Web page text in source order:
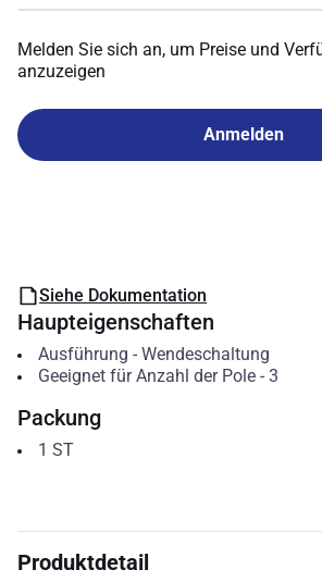
Melden Sie sich an, um Preise und
anzuzeigen
Anmelden
Siehe Dokumentation
Haupteigenschaften
Ausführung - Wendeschaltung
Geeignet für Anzahl der Pole- 3
Packung
1 ST
Produktdetail